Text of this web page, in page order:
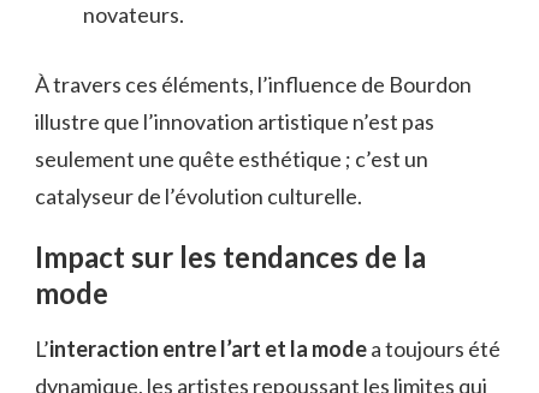
novateurs.
À travers ces éléments, l’influence de Bourdon
illustre que l’innovation artistique n’est pas
seulement une quête esthétique ; c’est un
catalyseur de l’évolution culturelle.
Impact sur les tendances de la
mode
L’interaction entre l’art et la modea toujours été
dynamique, les artistes repoussant les limites qui